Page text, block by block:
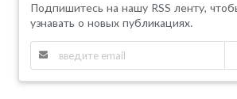
Подпишитесь на нашу RSS ленту,
узнавать о новых публикациях.